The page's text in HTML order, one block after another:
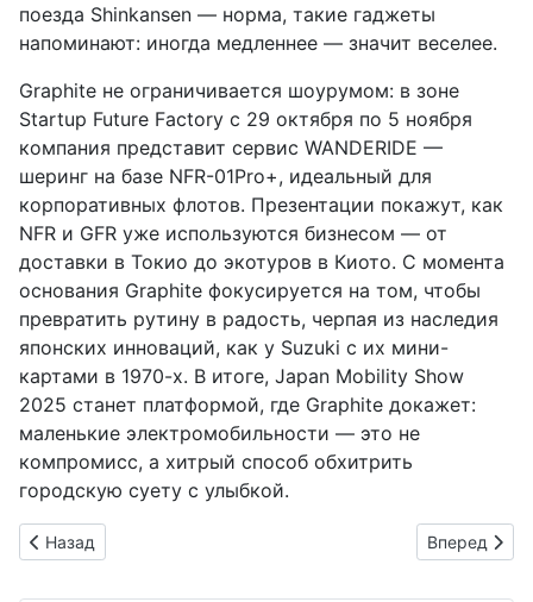
поезда Shinkansen — норма, такие гаджеты
напоминают: иногда медленнее — значит веселее.
Graphite не ограничивается шоурумом: в зоне
Startup Future Factory с 29 октября по 5 ноября
компания представит сервис WANDERIDE —
шеринг на базе NFR-01Pro+, идеальный для
корпоративных флотов. Презентации покажут, как
NFR и GFR уже используются бизнесом — от
доставки в Токио до экотуров в Киото. С момента
основания Graphite фокусируется на том, чтобы
превратить рутину в радость, черпая из наследия
японских инноваций, как у Suzuki с их мини-
картами в 1970-х. В итоге, Japan Mobility Show
2025 станет платформой, где Graphite докажет:
маленькие электромобильности — это не
компромисс, а хитрый способ обхитрить
городскую суету с улыбкой.
Предыдущий: Mercedes-Benz CLA 180 Urban Stars:
Назад Следующий:
Вперед